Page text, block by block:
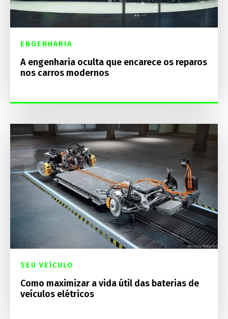
ENGENHARIA
A engenharia oculta que encarece os reparos
nos carros modernos
SEU VEÍCULO
Como maximizar a vida útil das baterias de
veículos elétricos